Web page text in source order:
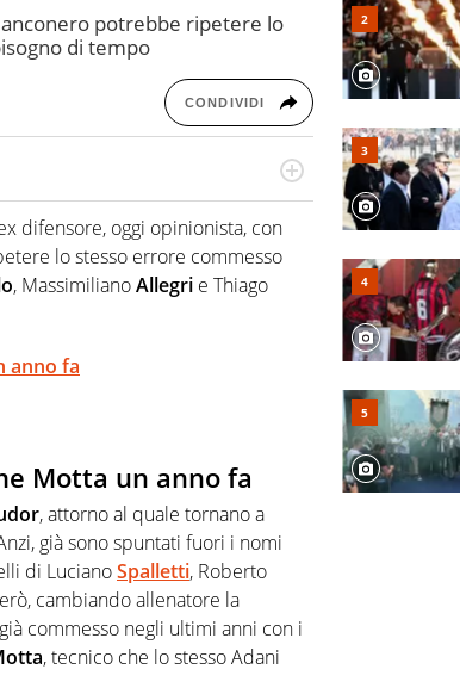
potrebbe ripetere lo
di tempo
CONDIVIDI
anche il calcio ma è con la
la comunicazione di HaBaWaBa, il
difensore, oggi opinionista, con
lo stesso errore commesso
, MassimilianoAllegri e Thiago
anno fa
Motta un anno fa
, attorno al quale tornano a
già sono spuntati fuori i nomi
di LucianoSpalletti, Roberto
cambiando allenatore la
già commesso negli ultimi anni con i
, tecnico che lo stesso Adani